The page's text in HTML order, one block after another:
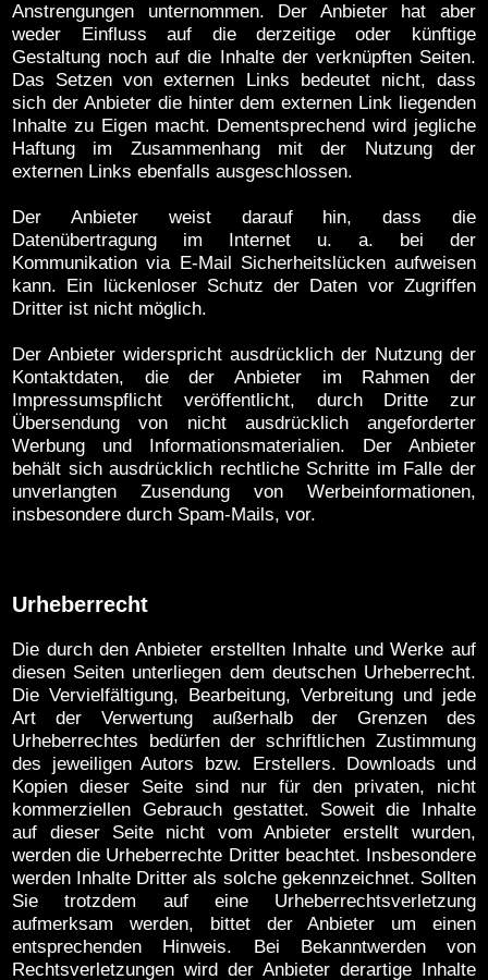
Anstrengungen unternommen. Der Anbieter hat aber
weder Einfluss auf die derzeitige oder künftige
Gestaltung noch auf die Inhalte der verknüpften Seiten.
Das Setzen von externen Links bedeutet nicht, dass
sich der Anbieter die hinter dem externen Link liegenden
Inhalte zu Eigen macht. Dementsprechend wird jegliche
Haftung im Zusammenhang mit der Nutzung der
externen Links ebenfalls ausgeschlossen.
Der Anbieter weist darauf hin, dass die
Datenübertragung im Internet u. a. bei der
Kommunikation via E-Mail Sicherheitslücken aufweisen
kann. Ein lückenloser Schutz der Daten vor Zugriffen
Dritter ist nicht möglich.
Der Anbieter widerspricht ausdrücklich der Nutzung der
Kontaktdaten, die der Anbieter im Rahmen der
Impressumspflicht veröffentlicht, durch Dritte zur
Übersendung von nicht ausdrücklich angeforderter
Werbung und Informationsmaterialien. Der Anbieter
behält sich ausdrücklich rechtliche Schritte im Falle der
unverlangten Zusendung von Werbeinformationen,
insbesondere durch Spam-Mails, vor.
Urheberrecht
Die durch den Anbieter erstellten Inhalte und Werke auf
diesen Seiten unterliegen dem deutschen Urheberrecht.
Die Vervielfältigung, Bearbeitung, Verbreitung und jede
Art der Verwertung außerhalb der Grenzen des
Urheberrechtes bedürfen der schriftlichen Zustimmung
des jeweiligen Autors bzw. Erstellers. Downloads und
Kopien dieser Seite sind nur für den privaten, nicht
kommerziellen Gebrauch gestattet. Soweit die Inhalte
auf dieser Seite nicht vom Anbieter erstellt wurden,
werden die Urheberrechte Dritter beachtet. Insbesondere
werden Inhalte Dritter als solche gekennzeichnet. Sollten
Sie trotzdem auf eine Urheberrechtsverletzung
aufmerksam werden, bittet der Anbieter um einen
entsprechenden Hinweis. Bei Bekanntwerden von
Rechtsverletzungen wird der Anbieter derartige Inhalte